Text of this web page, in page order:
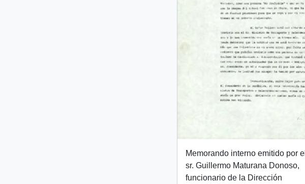
Memorando interno emitido por el
sr. Guillermo Maturana Donoso,
funcionario de la Dirección